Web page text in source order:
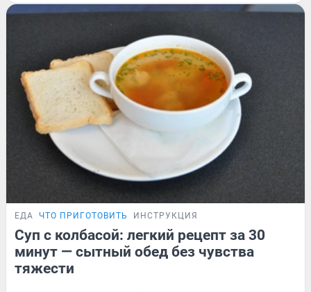
ЕДА ЧТО ПРИГОТОВИТЬ ИНСТРУКЦИЯ
Суп с колбасой: легкий рецепт за 30
минут — сытный обед без чувства
тяжести